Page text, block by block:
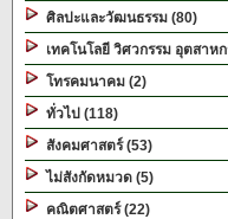
ศิลปะและวัฒนธรรม (80)
เทคโนโลยี วิศวกรรม อุตสาห
โทรคมนาคม (2)
ทั่วไป (118)
สังคมศาสตร์ (53)
ไม่สังกัดหมวด (5)
คณิตศาสตร์ (22)